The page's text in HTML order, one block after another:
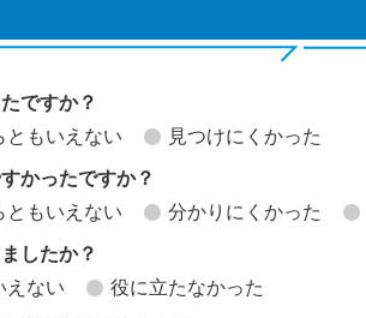
ですか？
ともいえない 見つけにくかった
かったですか？
ともいえない 分かりにくかった
したか？
えない 役に立たなかった